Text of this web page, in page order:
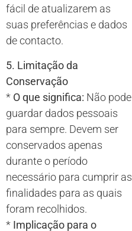
fácil de atualizarem as
suas preferências e dados
de contacto.
5. Limitação da
Conservação
* O que significa: Não pode
guardar dados pessoais
para sempre. Devem ser
conservados apenas
durante o período
necessário para cumprir as
finalidades para as quais
foram recolhidos.
* Implicação para o